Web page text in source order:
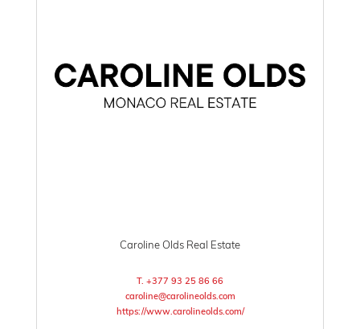
Caroline Olds Real Estate
T. +377 93 25 86 66
caroline@carolineolds.com
https://www.carolineolds.com/